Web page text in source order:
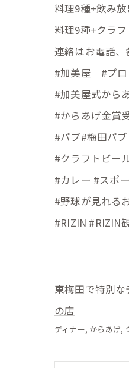
料理9種+飲み
料理9種+クラ
連絡はお電話
#加美屋 #プ
#加美屋式か
#からあげ金賞
#パブ#梅田パ
#クラフトビー
#カレー #ス
#野球が見れる
#RIZIN
東梅田で特別
の店
ディナー からあげ